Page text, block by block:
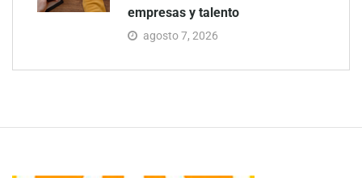
empresas y talento
agosto 7, 2026